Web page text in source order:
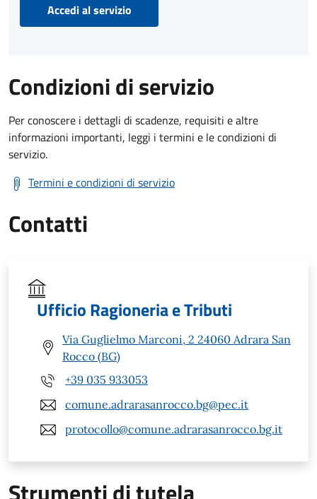
Accedi al servizio
Condizioni di servizio
Per conoscere i dettagli di scadenze, requisiti e altre
informazioni importanti, leggi i termini e le condizioni di
servizio.
Termini e condizioni di servizio
Contatti
Ufficio Ragioneria e Tributi
Via Guglielmo Marconi, 2 24060 Adrara San
Rocco (BG)
+39 035 933053
comune.adrarasanrocco.bg@pec.it
protocollo@comune.adrarasanrocco.bg.it